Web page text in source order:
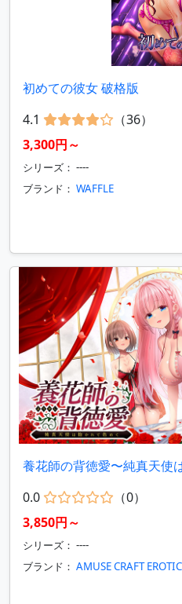
初めての彼女 破格版
4.1
（36）
3,300円～
シリーズ： ----
ブランド： WAFFLE
養花師の背徳愛〜純真天使
0.0
（0）
3,850円～
シリーズ： ----
ブランド： AMUSE CRAFT